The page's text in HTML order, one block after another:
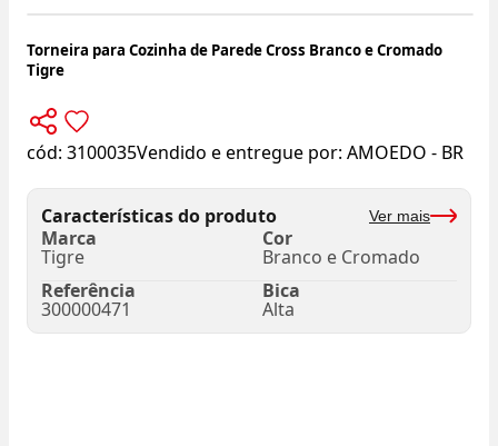
Torneira para Cozinha de Parede Cross Branco e Cromado
Tigre
cód: 3100035Vendido e entregue por: AMOEDO - BR
Características do produto Ver mais
Marca
Tigre
Cor
Branco e Cromado
Referência
300000471
Bica
Alta